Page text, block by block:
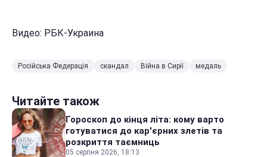
Видео: РБК-Украина
Російська Федерація скандал Війна в Сирії медаль
Читайте також
Гороскоп до кінця літа: кому варто
готуватися до кар'єрних злетів та
розкриття таємниць
05 серпня 2026, 18:13